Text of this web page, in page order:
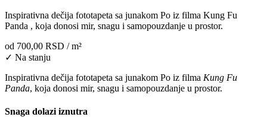
Inspirativna dečija fototapeta sa junakom Po iz filma Kung Fu
Panda , koja donosi mir, snagu i samopouzdanje u prostor.
od 700,00 RSD / m²
✓ Na stanju
Inspirativna dečija fototapeta sa junakom Po iz filma Kung Fu
Panda, koja donosi mir, snagu i samopouzdanje u prostor.
Snaga dolazi iznutra